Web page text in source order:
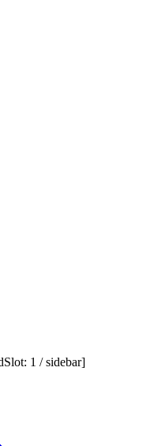
1 / sidebar]